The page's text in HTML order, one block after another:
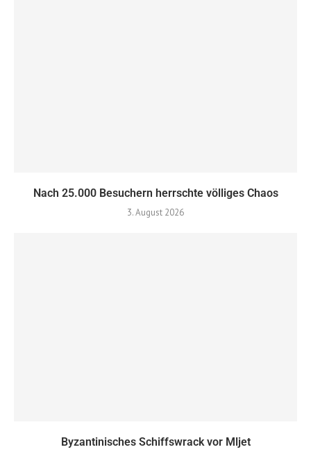
Nach 25.000 Besuchern herrschte völliges Chaos
3. August 2026
Byzantinisches Schiffswrack vor Mljet